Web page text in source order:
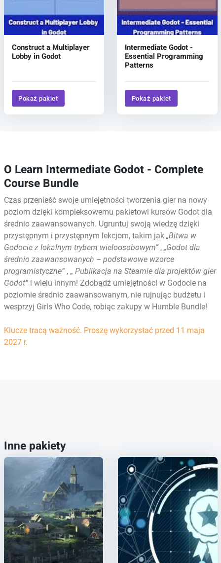
Construct a Multiplayer
Lobby in Godot
Pokaż pakiet
Intermediate Godot -
Essential Programming
Patterns
Pokaż pakiet
O Learn Intermediate Godot - Complete
Course Bundle
Czas przenieść swoje umiejętności tworzenia gier na nowy
poziom dzięki kompleksowemu pakietowi kursów Godot dla
średnio zaawansowanych. Ugruntuj swoją wiedzę dzięki
przystępnym i przystępnym lekcjom, takim jak „Bitwa w
Godocie z lokalnym trybem wieloosobowym”, „Godot dla
średnio zaawansowanych – podstawowe wzorce
programistyczne”, „ Publikacja na Steamie dla projektów gier
Godot”i wielu innym! Zdobądź umiejętności w Godocie na
poziomie średnio zaawansowanym, nie rujnując budżetu i
wesprzyj Girls Who Code, robiąc zakupy w Humble Bundle!
Klucze tracą ważność. Proszę wykorzystać przed 11 maja
2027 r.
Inne pakiety